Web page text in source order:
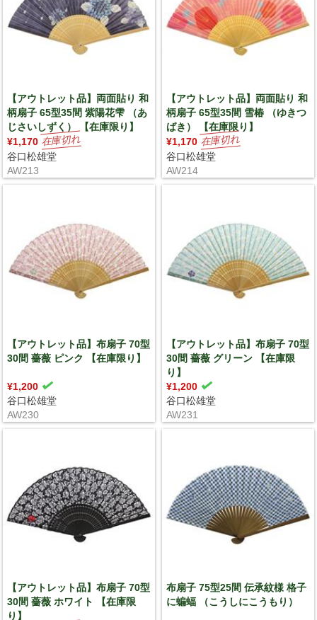
【アウトレット品】両面貼り 和
柄扇子 65型35間 紫陽花雫 （あ
じさいしずく） 【在庫限り】
¥1,170
谷口松雄堂
AW213
【アウトレット品】両面貼り 和
柄扇子 65型35間 雪椿 （ゆきつ
ばき） 【在庫限り】
¥1,170
谷口松雄堂
AW214
【アウトレット品】布扇子 70型
30間 薔薇 ピンク 【在庫限り】
¥1,200
谷口松雄堂
AW230
【アウトレット品】布扇子 70型
30間 薔薇 グリーン 【在庫限
り】
¥1,200
谷口松雄堂
AW231
【アウトレット品】布扇子 70型
30間 薔薇 ホワイト 【在庫限
り】
布扇子 75型25間 伝承紋様 格子
に蝙蝠 （こうしにこうもり）